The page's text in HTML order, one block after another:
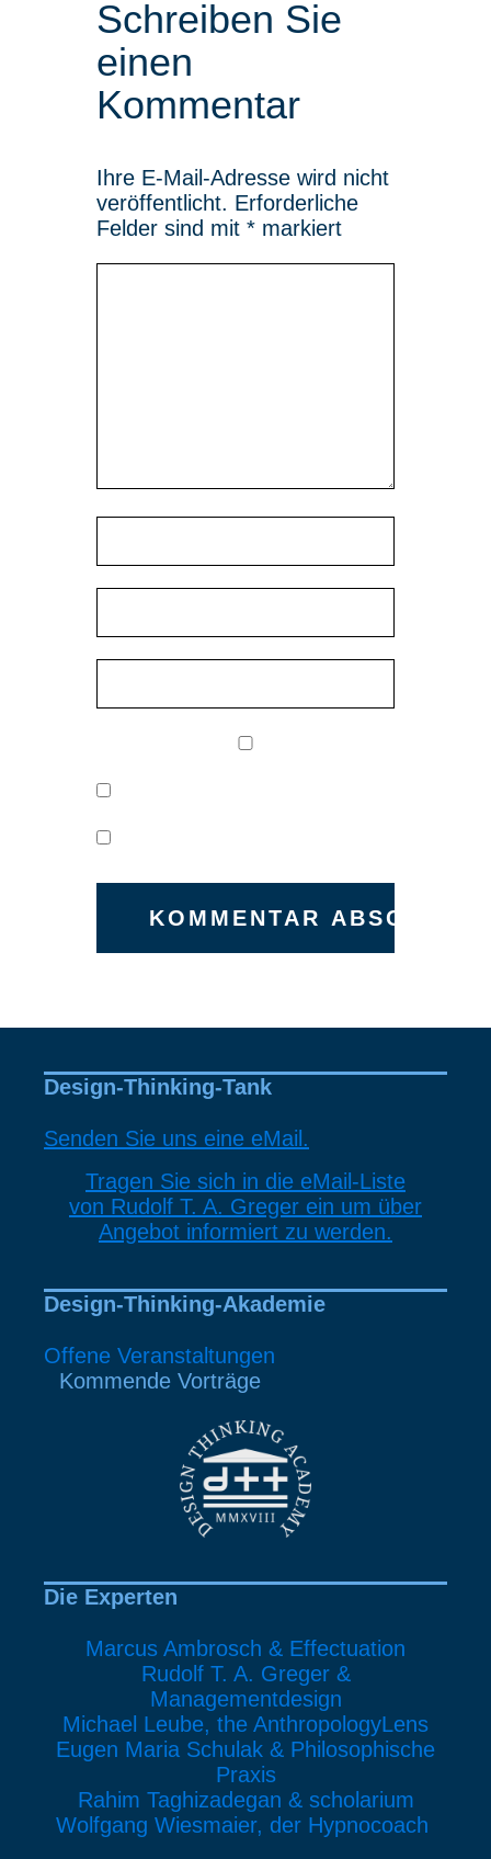
Schreiben Sie
einen
Kommentar
Ihre E-Mail-Adresse wird nicht
veröffentlicht. Erforderliche
Felder sind mit * markiert
Design-Thinking-Tank
Senden Sie uns eine eMail.
Tragen Sie sich in die eMail-Liste
von Rudolf T. A. Greger ein um über
Angebot informiert zu werden.
Design-Thinking-Akademie
Offene Veranstaltungen
Kommende Vorträge
Die Experten
Marcus Ambrosch & Effectuation
Rudolf T. A. Greger &
Managementdesign
Michael Leube, the AnthropologyLens
Eugen Maria Schulak & Philosophische
Praxis
Rahim Taghizadegan & scholarium
Wolfgang Wiesmaier, der Hypnocoach